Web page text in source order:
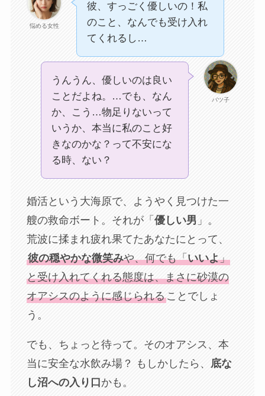
悩める女性
彼、すっごく優しいの！私
のこと、なんでも受け入れ
てくれるし…
バツ子
うんうん、優しいのは良い
ことだよね。…でも、なん
か、こう…物足りないって
いうか、本当に私のこと好
きなのかな？って不安にな
る時、ない？
婚活という大海原で、ようやく見つけた一
艘の救命ボート。それが「 優しい男 」。
荒波に揉まれ疲れ果てたあなたにとって、
彼の穏やかな微笑みや、何でも「いいよ」
と受け入れてくれる態度は、まさに砂漠の
オアシスのように感じられることでしょ
う。
でも、ちょっと待って。そのオアシス、本
当に安全な水飲み場？ もしかしたら、 底な
し沼への入り口 かも。